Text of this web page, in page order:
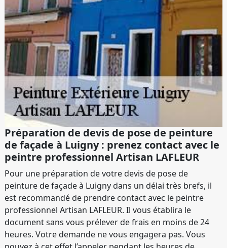
Préparation de devis de pose de peinture
de façade à Luigny : prenez contact avec le
peintre professionnel Artisan LAFLEUR
Pour une préparation de votre devis de pose de
peinture de façade à Luigny dans un délai très brefs, il
est recommandé de prendre contact avec le peintre
professionnel Artisan LAFLEUR. Il vous établira le
document sans vous prélever de frais en moins de 24
heures. Votre demande ne vous engagera pas. Vous